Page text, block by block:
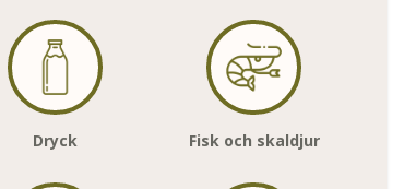
Dryck Fisk och skaldjur